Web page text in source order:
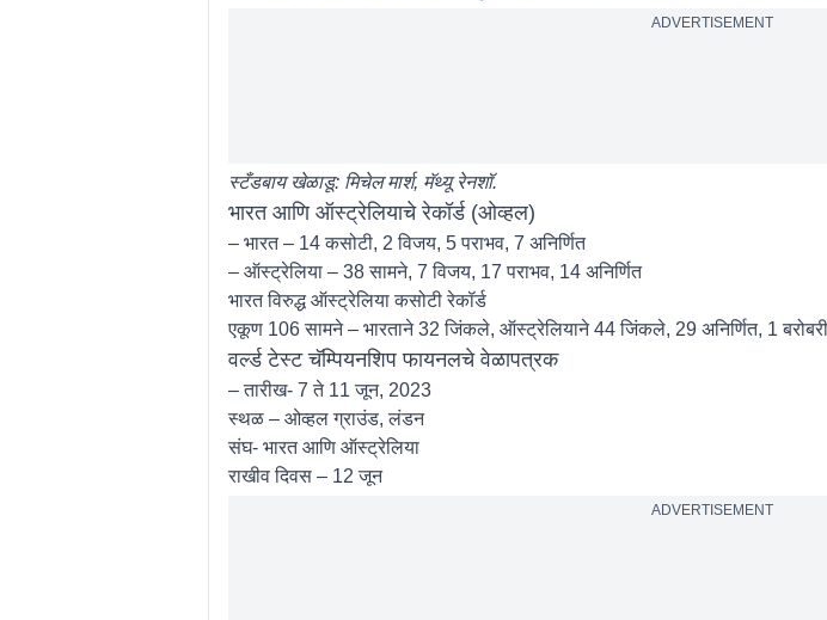
ADVERTISEMENT
स्टँडबाय खेळाडू: मिचेल मार्श, मॅथ्यू रेनशॉ.
भारत आणि ऑस्ट्रेलियाचे रेकॉर्ड (ओव्हल)
– भारत – 14 कसोटी, 2 विजय, 5 पराभव, 7 अनिर्णित
– ऑस्ट्रेलिया – 38 सामने, 7 विजय, 17 पराभव, 14 अनिर्णित
भारत विरुद्ध ऑस्ट्रेलिया कसोटी रेकॉर्ड
एकूण 106 सामने – भारताने 32 जिंकले, ऑस्ट्रेलियाने 44 जिंकले, 29 अनिर्णित, 1
वर्ल्ड टेस्ट चॅम्पियनशिप फायनलचे वेळापत्रक
– तारीख- 7 ते 11 जून, 2023
स्थळ – ओव्हल ग्राउंड, लंडन
संघ- भारत आणि ऑस्ट्रेलिया
राखीव दिवस – 12 जून
ADVERTISEMENT